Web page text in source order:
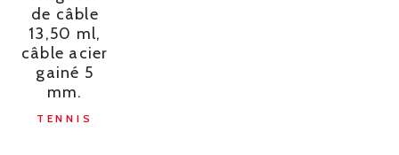
de câble
13,50 ml,
câble acier
gainé 5
mm.
TENNIS